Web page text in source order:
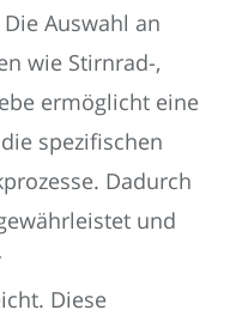
Auswahl an
wie Stirnrad-,
ermöglicht eine
spezifischen
Dadurch
und
Diese